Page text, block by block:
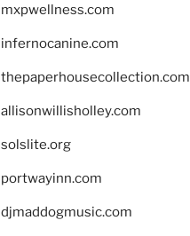
mxpwellness.com
infernocanine.com
thepaperhousecollection.com
allisonwillisholley.com
solslite.org
portwayinn.com
djmaddogmusic.com